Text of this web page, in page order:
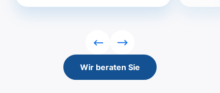
RückwärtsVorwärts
Wir beraten Sie